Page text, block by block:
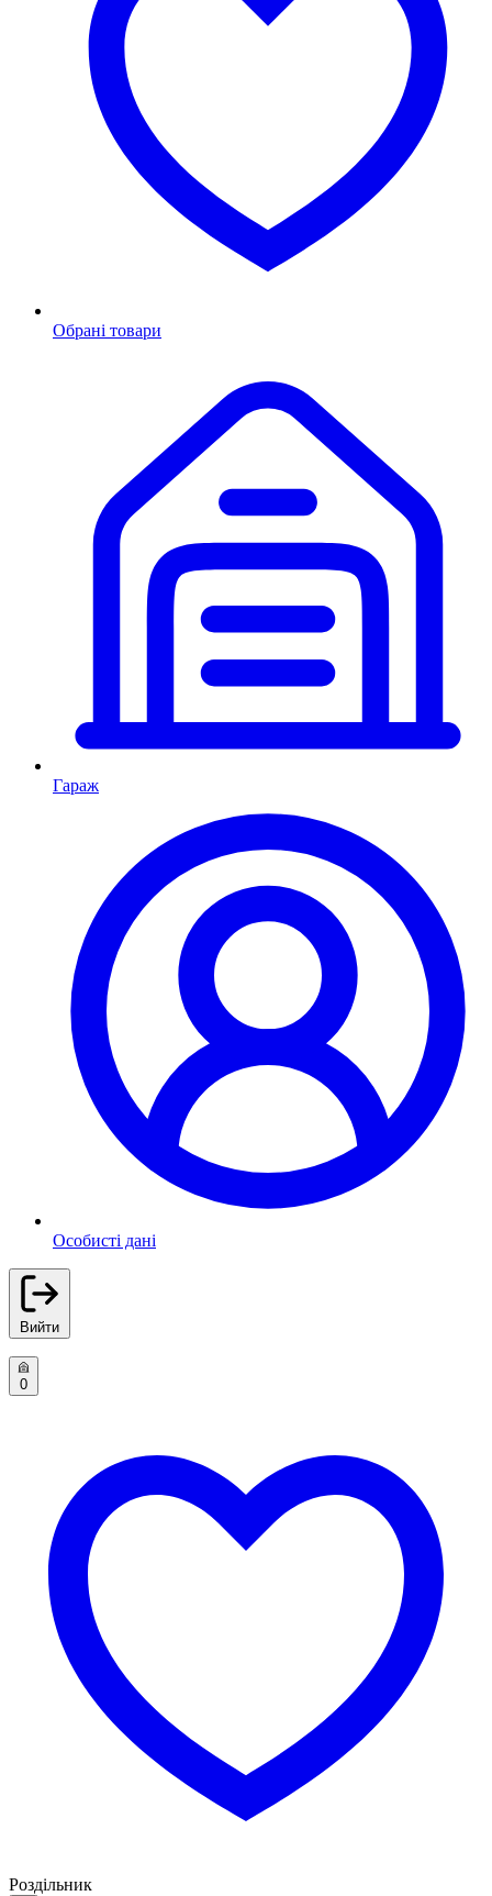
Обрані товари
Гараж
Особисті дані
Вийти
0
Роздільник